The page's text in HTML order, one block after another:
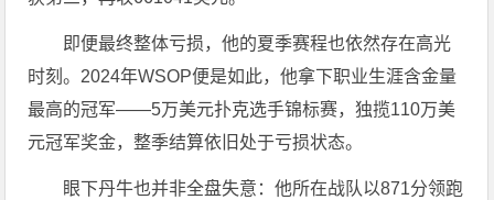
即便最终整体亏损，他的夏季赛程也依然存在高光
时刻。2024年WSOP便是如此，他拿下职业生涯含金量
最高的冠军——5万美元扑克选手锦标赛，独揽110万美
元冠军奖金，整季结算依旧处于亏损状态。
眼下丹牛也并非全盘失意：他所在战队以871分领跑